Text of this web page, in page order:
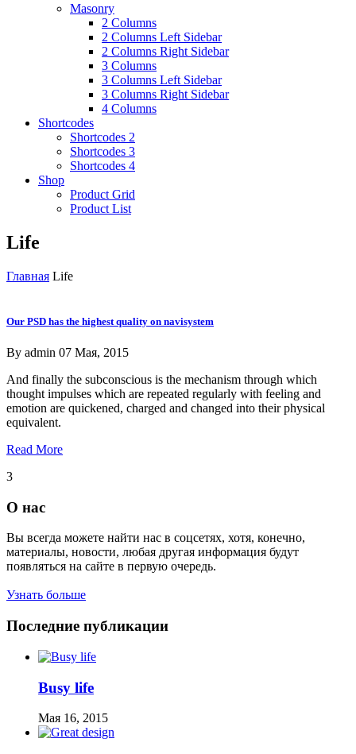
Masonry
2 Columns
2 Columns Left Sidebar
2 Columns Right Sidebar
3 Columns
3 Columns Left Sidebar
3 Columns Right Sidebar
4 Columns
Shortcodes
Shortcodes 2
Shortcodes 3
Shortcodes 4
Shop
Product Grid
Product List
Life
Главная Life
Our PSD has the highest quality on navisystem
By admin 07 Мая, 2015
And finally the subconscious is the mechanism through which
thought impulses which are repeated regularly with feeling and
emotion are quickened, charged and changed into their physical
equivalent.
Read More
3
О нас
Вы всегда можете найти нас в соцсетях, хотя, конечно,
материалы, новости, любая другая информация будут
появляться на сайте в первую очередь.
Узнать больше
Последние публикации
Busy life
Мая 16, 2015